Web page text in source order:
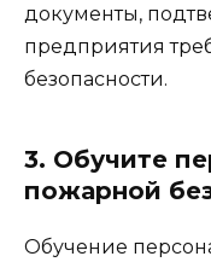
документы,
предприятия
безопасности.
3. Обучите
пожарной
Обучение